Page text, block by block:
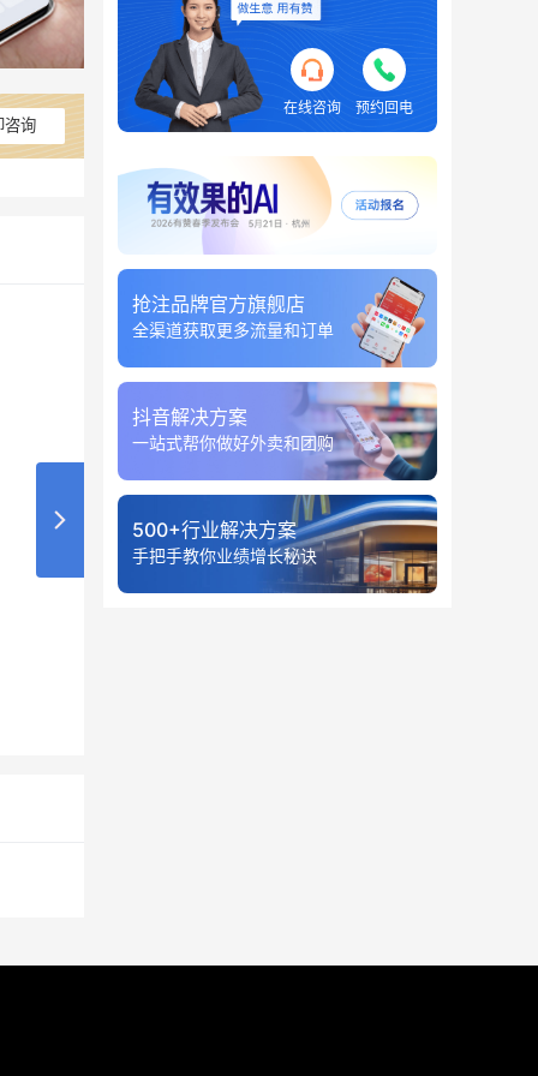
咨询
在线咨询 预约回电
抢注品牌官方旗舰店
全渠道获取更多流量和订单
抖音解决方案
一站式帮你做好外卖和团购
500+行业解决方案
手把手教你业绩增长秘诀